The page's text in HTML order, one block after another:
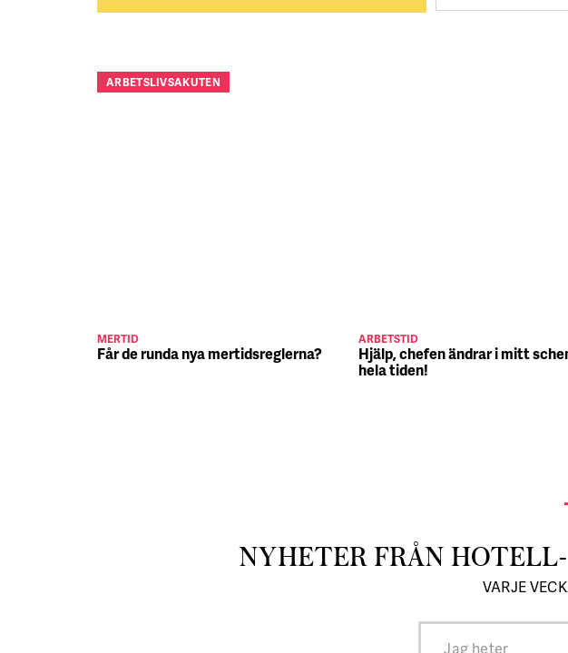
ARBETSLIVSAKUTEN
MERTID
Får de runda nya mertidsreglerna?
ARBETSTID
Hjälp, chefen ändrar i mitt
hela tiden!
NYHETER FRÅN
VARJE